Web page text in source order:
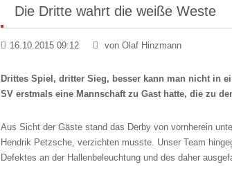
Die Dritte wahrt die weiße Weste
16.10.2015 09:12 von Olaf Hinzmann
Drittes Spiel, dritter Sieg, besser kann man nicht in
SV erstmals eine Mannschaft zu Gast hatte, die zu
Aus Sicht der Gäste stand das Derby von vornherein
Hendrik Petzsche, verzichten musste. Unser Team
Defektes an der Hallenbeleuchtung und des daher